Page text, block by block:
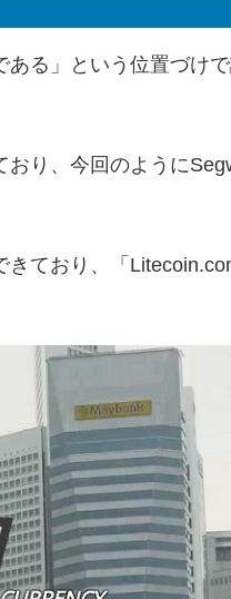
る」という位置づけ
り、今回のように
ており、「